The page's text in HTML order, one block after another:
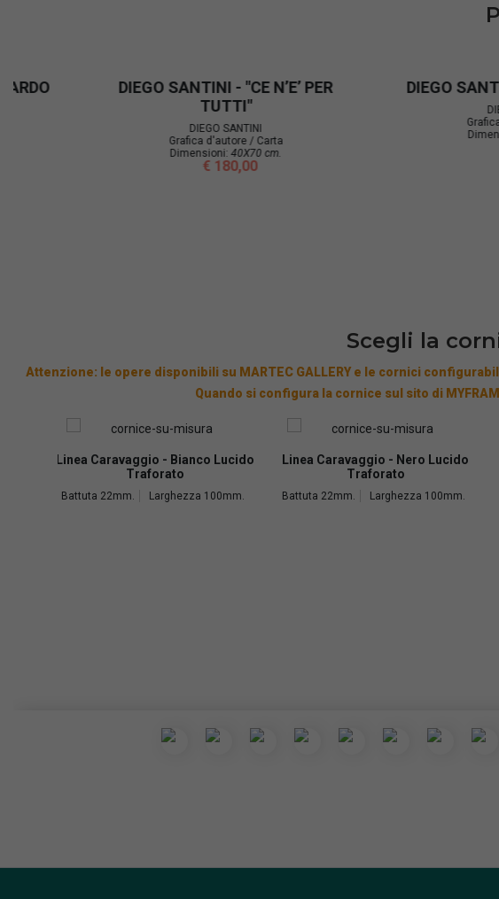
DIEGO SANTINI - "CENTRATO!!!"
Grafica d'autore / Carta
19X19 cm.
€ 45,00
DIEGO SANTINI -
UNA NUVOLA"
DIEGO SANTINI
Grafica d'autore /
Scegli la
Attenzione: le opere disponibili su MARTEC GALLERY e le cornici
Quando si configura la cornice sul sito di